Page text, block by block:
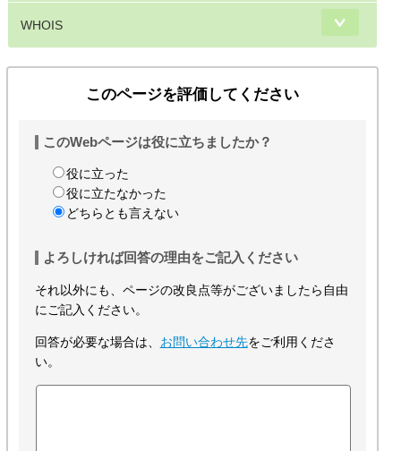
WHOIS
このページを評価してください
このWebページは役に立ちましたか？
役に立った
役に立たなかった
どちらとも言えない
よろしければ回答の理由をご記入ください
それ以外にも、ページの改良点等がございましたら自由
にご記入ください。
回答が必要な場合は、 お問い合わせ先をご利用くださ
い。